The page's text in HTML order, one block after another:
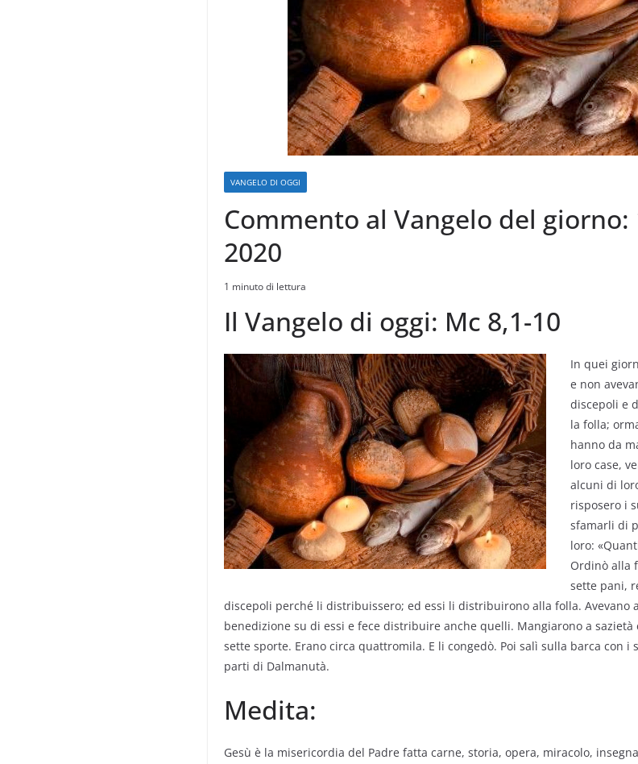
VANGELO DI OGGI
Commento al Vangelo del giorno:
2020
1 minuto di lettura
Il Vangelo di oggi: Mc 8,1-10
In quei
e non
discepoli e
la folla;
hanno da
loro case,
alcuni di
risposero i
sfamarli di
loro:
Ordinò alla
sette pani,
discepoli perché li distribuissero; ed essi li distribuirono alla folla. Avevano
benedizione su di essi e fece distribuire anche quelli. Mangiarono a
sette sporte. Erano circa quattromila. E li congedò. Poi salì sulla barca con
parti di Dalmanutà.
Medita:
Gesù è la misericordia del Padre fatta carne, storia, opera, miracolo,